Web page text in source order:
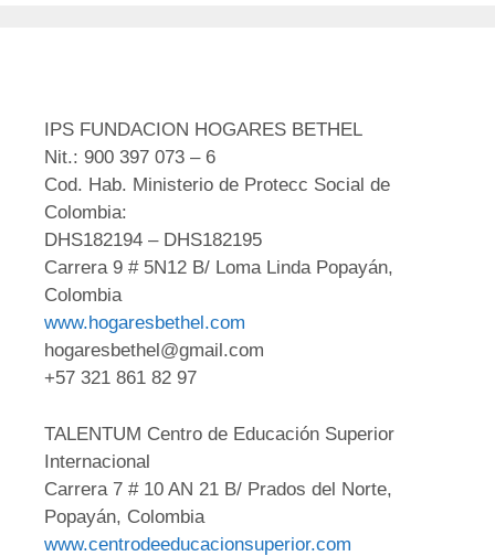
IPS FUNDACION HOGARES BETHEL
Nit.: 900 397 073 – 6
Cod. Hab. Ministerio de Protecc Social de
Colombia:
DHS182194 – DHS182195
Carrera 9 # 5N12 B/ Loma Linda Popayán,
Colombia
www.hogaresbethel.com
hogaresbethel@gmail.com
+57 321 861 82 97
TALENTUM Centro de Educación Superior
Internacional
Carrera 7 # 10 AN 21 B/ Prados del Norte,
Popayán, Colombia
www.centrodeeducacionsuperior.com